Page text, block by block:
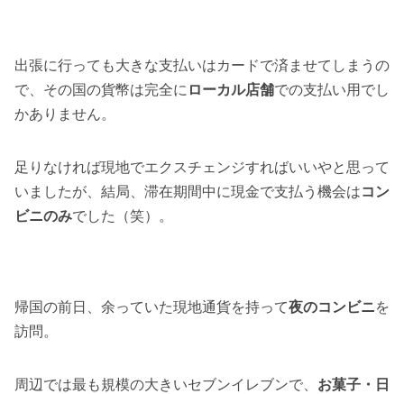
出張に行っても大きな支払いはカードで済ませてしまうの
で、その国の貨幣は完全に ローカル店舗での支払い用でし
かありません。
足りなければ現地でエクスチェンジすればいいやと思って
いましたが、結局、滞在期間中に現金で支払う機会はコン
ビニのみでした（笑）。
帰国の前日、余っていた現地通貨を持って夜のコンビニを
訪問。
周辺では最も規模の大きいセブンイレブンで、 お菓子・日